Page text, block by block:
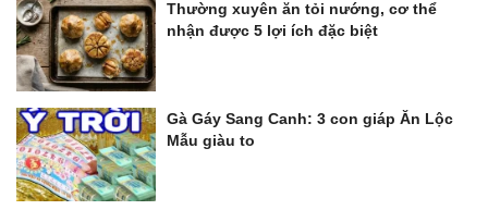
Thường xuyên ăn tỏi nướng, cơ thể
nhận được 5 lợi ích đặc biệt
Gà Gáy Sang Canh: 3 con giáp Ăn Lộc
Mẫu giàu to